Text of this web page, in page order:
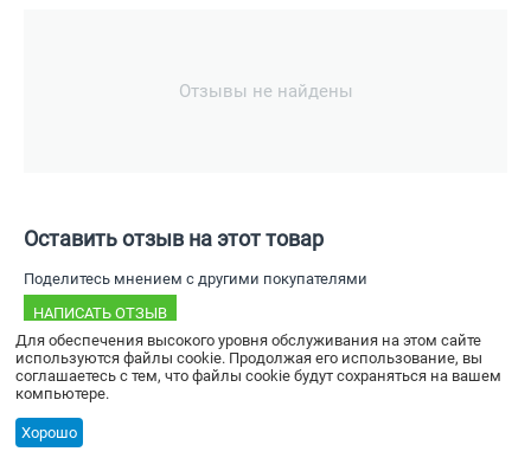
Отзывы не найдены
Оставить отзыв на этот товар
Поделитесь мнением с другими покупателями
НАПИСАТЬ ОТЗЫВ
© 2024 - ООО «Мега-Велд»
Политика конфиденциальности
Для обеспечения высокого уровня обслуживания на этом сайте
используются файлы cookie. Продолжая его использование, вы
соглашаетесь с тем, что файлы cookie будут сохраняться на вашем
компьютере.
Хорошо